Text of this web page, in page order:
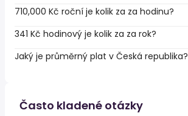
710,000 Kč roční je kolik za za hodinu?
341 Kč hodinový je kolik za za rok?
Jaký je průměrný plat v Česká republika?
Často kladené otázky